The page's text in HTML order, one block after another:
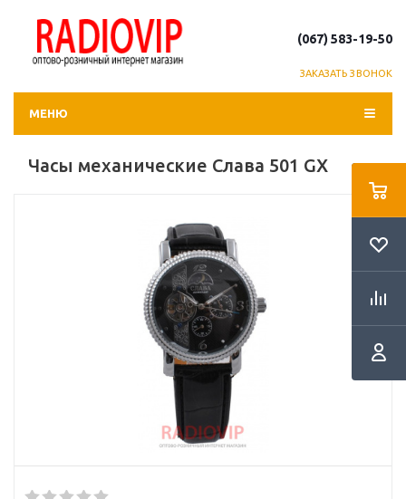
(067) 583-19-50
ЗАКАЗАТЬ ЗВОНОК
МЕНЮ
Часы механические Слава 501 GX